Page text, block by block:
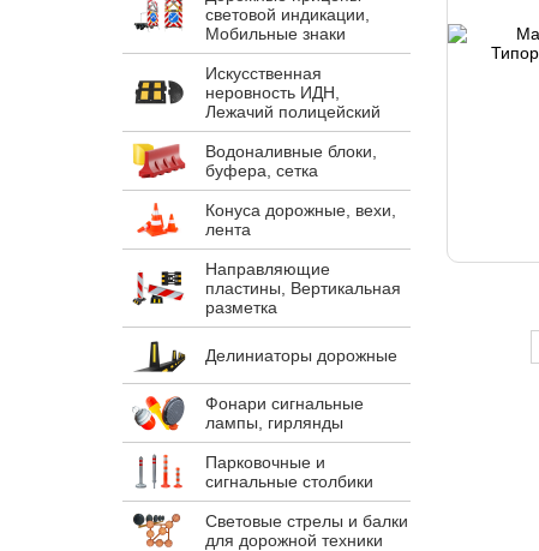
световой индикации,
Мобильные знаки
Искусственная
неровность ИДН,
Лежачий полицейский
Водоналивные блоки,
буфера, сетка
Конуса дорожные, вехи,
лента
Направляющие
пластины, Вертикальная
разметка
Делиниаторы дорожные
Фонари сигнальные
лампы, гирлянды
Парковочные и
сигнальные столбики
Световые стрелы и балки
для дорожной техники